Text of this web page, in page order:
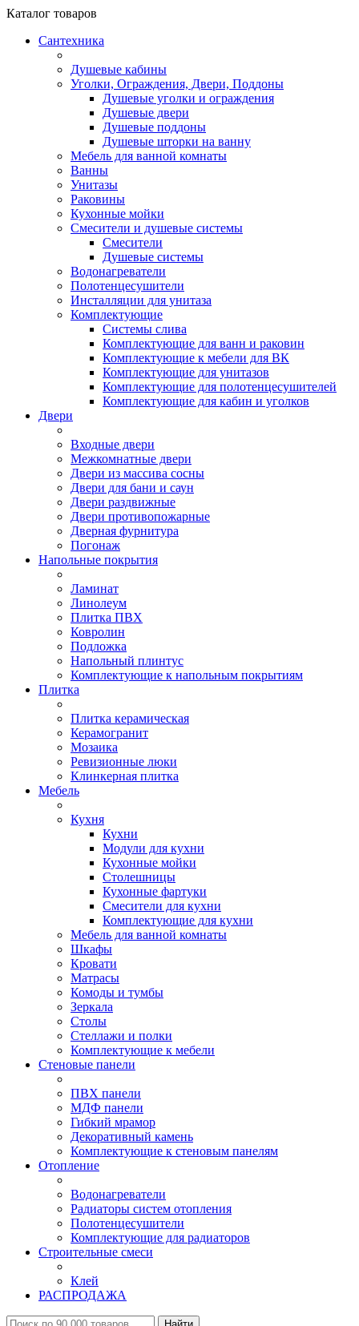
Каталог товаров
Сантехника
Душевые кабины
Уголки, Ограждения, Двери, Поддоны
Душевые уголки и ограждения
Душевые двери
Душевые поддоны
Душевые шторки на ванну
Мебель для ванной комнаты
Ванны
Унитазы
Раковины
Кухонные мойки
Смесители и душевые системы
Смесители
Душевые системы
Водонагреватели
Полотенцесушители
Инсталляции для унитаза
Комплектующие
Системы слива
Комплектующие для ванн и раковин
Комплектующие к мебели для ВК
Комплектующие для унитазов
Комплектующие для полотенцесушителей
Комплектующие для кабин и уголков
Двери
Входные двери
Межкомнатные двери
Двери из массива сосны
Двери для бани и саун
Двери раздвижные
Двери противопожарные
Дверная фурнитура
Погонаж
Напольные покрытия
Ламинат
Линолеум
Плитка ПВХ
Ковролин
Подложка
Напольный плинтус
Комплектующие к напольным покрытиям
Плитка
Плитка керамическая
Керамогранит
Мозаика
Ревизионные люки
Клинкерная плитка
Мебель
Кухня
Кухни
Модули для кухни
Кухонные мойки
Столешницы
Кухонные фартуки
Смесители для кухни
Комплектующие для кухни
Мебель для ванной комнаты
Шкафы
Кровати
Матрасы
Комоды и тумбы
Зеркала
Столы
Стеллажи и полки
Комплектующие к мебели
Стеновые панели
ПВХ панели
МДФ панели
Гибкий мрамор
Декоративный камень
Комплектующие к стеновым панелям
Отопление
Водонагреватели
Радиаторы систем отопления
Полотенцесушители
Комплектующие для радиаторов
Строительные смеси
Клей
РАСПРОДАЖА